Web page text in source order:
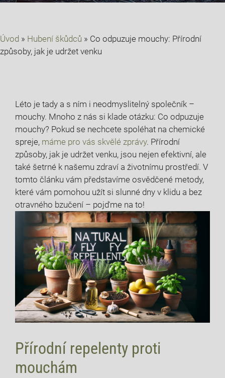
Úvod » Hubení škůdců » Co odpuzuje mouchy: Přírodní
způsoby, jak je udržet venku
Léto je tady a s ním i neodmyslitelný společník –
mouchy. Mnoho z nás si klade otázku: Co odpuzuje
mouchy? Pokud se nechcete spoléhat na chemické
spreje, máme pro vás skvělé zprávy. Přírodní
způsoby, jak je udržet venku, jsou nejen efektivní, ale
také šetrné k našemu zdraví a životnímu prostředí. V
tomto článku vám představíme osvědčené metody,
které vám pomohou užít si slunné dny v klidu a bez
otravného bzučení – pojďme na to!
Přírodní repelenty proti
mouchám